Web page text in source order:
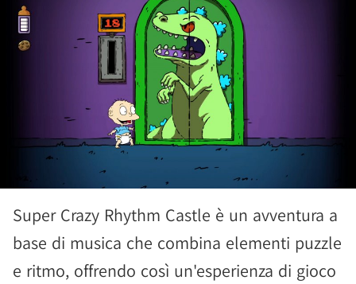
Super Crazy Rhythm Castle è un avventura a
base di musica che combina elementi puzzle
e ritmo, offrendo così un'esperienza di gioco